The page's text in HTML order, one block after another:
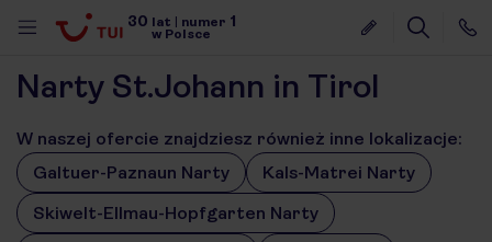
30 lat numer 1
w Polsce
Narty St.Johann in Tirol
W naszej ofercie znajdziesz również inne lokalizacje:
Galtuer-Paznaun Narty
Kals-Matrei Narty
Skiwelt-Ellmau-Hopfgarten Narty